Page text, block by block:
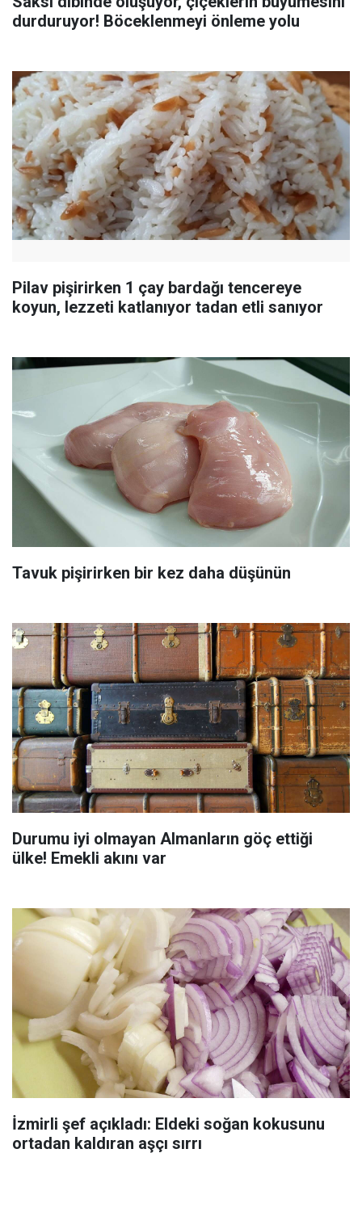
durduruyor! Böceklenmeyi önleme yolu
Pilav pişirirken 1 çay bardağı tencereye
koyun, lezzeti katlanıyor tadan etli sanıyor
Tavuk pişirirken bir kez daha düşünün
Durumu iyi olmayan Almanların göç ettiği
ülke! Emekli akını var
İzmirli şef açıkladı: Eldeki soğan kokusunu
ortadan kaldıran aşçı sırrı